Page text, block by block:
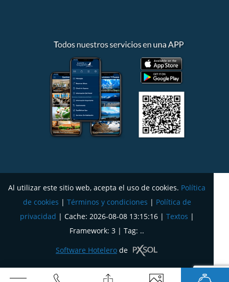
Al utilizar este sitio web, acepta el uso de cookies. Política
de cookies | Términos y condiciones | Política de
privacidad | Cache: 2026-08-08 13:15:16 | Textos |
Framework: 3 | Tag: ..
Software Hotelero de